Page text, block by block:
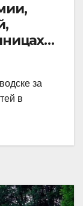
раза.
за
в